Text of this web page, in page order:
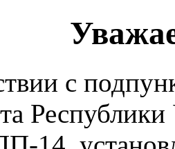
с